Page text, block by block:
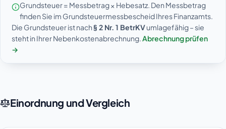
Grundsteuer = Messbetrag × Hebesatz. Den Messbetrag
finden Sie im Grundsteuermessbescheid Ihres Finanzamts.
Die Grundsteuer ist nach§ 2 Nr. 1 BetrKVumlagefähig – sie
steht in Ihrer Nebenkostenabrechnung.Abrechnung prüfen
→
Einordnung und Vergleich